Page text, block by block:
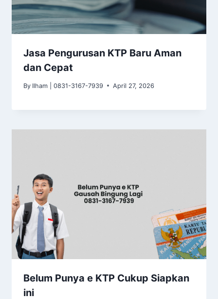
Jasa Pengurusan KTP Baru Aman
dan Cepat
By Ilham | 0831-3167-7939 April 27, 2026
Belum Punya e KTP Cukup Siapkan
ini